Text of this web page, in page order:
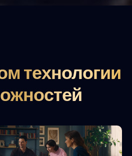
технологии